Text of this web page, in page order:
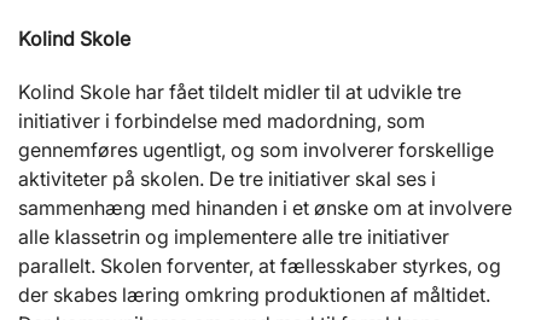
Kolind Skole
Kolind Skole har fået tildelt midler til at udvikle tre
initiativer i forbindelse med madordning, som
gennemføres ugentligt, og som involverer forskellige
aktiviteter på skolen. De tre initiativer skal ses i
sammenhæng med hinanden i et ønske om at involvere
alle klassetrin og implementere alle tre initiativer
parallelt. Skolen forventer, at fællesskaber styrkes, og
der skabes læring omkring produktionen af måltidet.